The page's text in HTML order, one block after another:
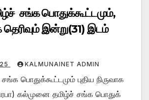
சங்க பொதுக்கூட்டமும்,
தெரிவும் இன்று(31) இடம்
KALMUNAINET ADMIN
பொதுக்கூட்டமும் புதிய நிருவாக
கல்முனை தமிழ்ச் சங்க பொதுக்